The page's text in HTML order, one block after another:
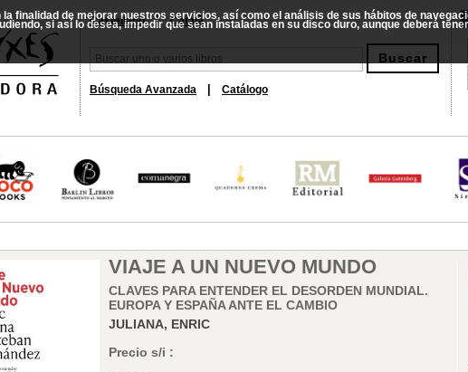
Castellano|Català
Búsqueda Avanzada Catálogo
VIAJE A UN NUEVO MUNDO
CLAVES PARA ENTENDER EL DESORDEN MUNDIAL.
EUROPA Y ESPAÑA ANTE EL CAMBIO
JULIANA, ENRIC
Precio s/i :
finalidad de mejorar nuestros servicios, así como el análisis de sus hábitos de
si así lo desea, impedir que sean instaladas en su disco duro, aunque deberá